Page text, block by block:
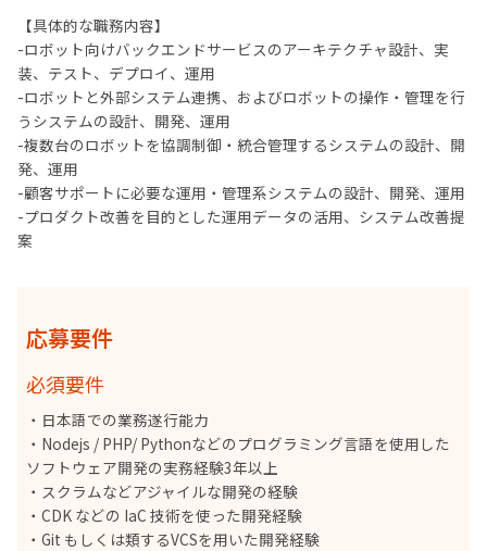
【具体的な職務内容】
-ロボット向けバックエンドサービスのアーキテクチャ設計、実
装、テスト、デプロイ、運用
-ロボットと外部システム連携、およびロボットの操作・管理を行
うシステムの設計、開発、運用
-複数台のロボットを協調制御・統合管理するシステムの設計、開
発、運用
-顧客サポートに必要な運用・管理系システムの設計、開発、運用
-プロダクト改善を目的とした運用データの活用、システム改善提
案
応募要件
必須要件
・日本語での業務遂行能力
・Nodejs / PHP/ Pythonなどのプログラミング言語を使用した
ソフトウェア開発の実務経験3年以上
・スクラムなどアジャイルな開発の経験
・CDK などの IaC 技術を使った開発経験
・Git もしくは類するVCSを用いた開発経験